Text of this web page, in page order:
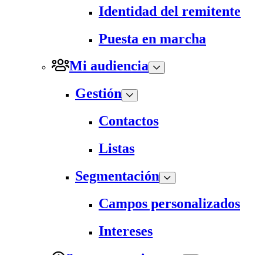
Identidad del remitente
Puesta en marcha
Mi audiencia
Gestión
Contactos
Listas
Segmentación
Campos personalizados
Intereses